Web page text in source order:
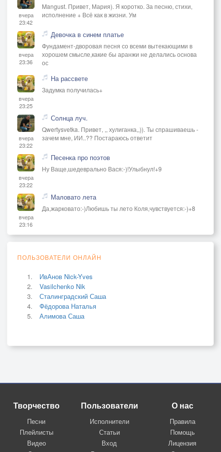
вчера
23:42
Mangust. Привет, Мария). Я коротко. За песню, стихи,
исполнение + Всё как в жизни. Ум
вчера
23:36
Девочка в синем платье
Фундамент-дворовая песня со всеми вытекающими в
хорошем смысле,какие бы аранжи не делались основа
ос
вчера
23:25
На рассвете
Задумка получилась+
вчера
23:22
Солнца луч.
Qwertysvetka. Привет, ,, хулиганка,,)). Ты спрашиваешь -
зачем мне, ИИ..?? Постараюсь ответит
вчера
23:22
Песенка про поэтов
Ну Ваще,шедеврально Вася:-)!Улыбнул!+9
вчера
23:16
Маловато лета
Да,жарковато:-)Любишь ты лето Коля,чувствуется:-)+8
ПОЛЬЗОВАТЕЛИ ОНЛАЙН
ИвАнов Nick-Yves
Vasilchenko Nik
Сталинградский Саша
Фёдорова Наталья
Алимова Саша
Творчество
Песни
Плейлисты
Видео
Пользователи
Исполнители
Статьи
Вход
О нас
Правила
Помощь
Лицензия